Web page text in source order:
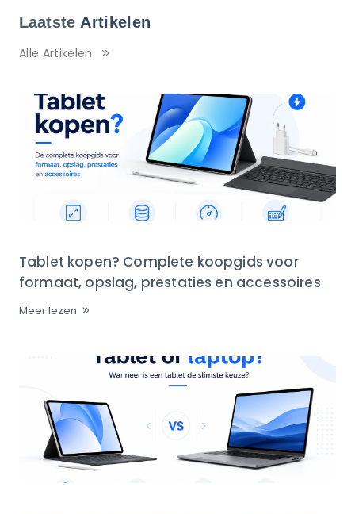
Laatste Artikelen
Alle Artikelen
Tablet kopen? Complete koopgids voor
formaat, opslag, prestaties en accessoires
Meer lezen